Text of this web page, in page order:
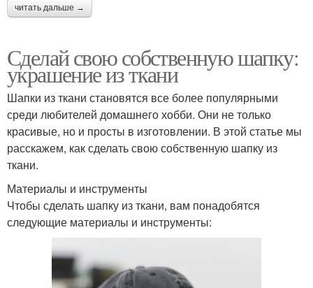
читать дальше →
Сделай свою собственную шапку:
украшение из ткани
Шапки из ткани становятся все более популярными
среди любителей домашнего хобби. Они не только
красивые, но и просты в изготовлении. В этой статье мы
расскажем, как сделать свою собственную шапку из
ткани.
Материалы и инструменты
Чтобы сделать шапку из ткани, вам понадобятся
следующие материалы и инструменты: